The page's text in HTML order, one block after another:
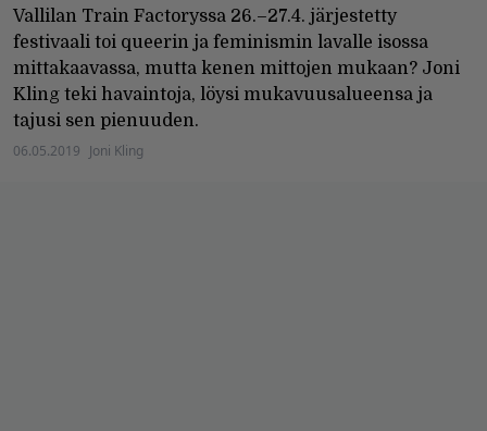
Vallilan Train Factoryssa 26.–27.4. järjestetty
festivaali toi queerin ja feminismin lavalle isossa
mittakaavassa, mutta kenen mittojen mukaan? Joni
Kling teki havaintoja, löysi mukavuusalueensa ja
tajusi sen pienuuden.
06.05.2019 Joni Kling